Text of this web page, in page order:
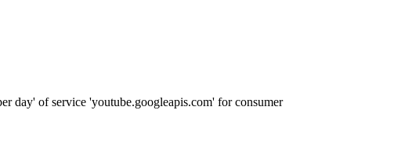
day' of service 'youtube.googleapis.com' for consumer